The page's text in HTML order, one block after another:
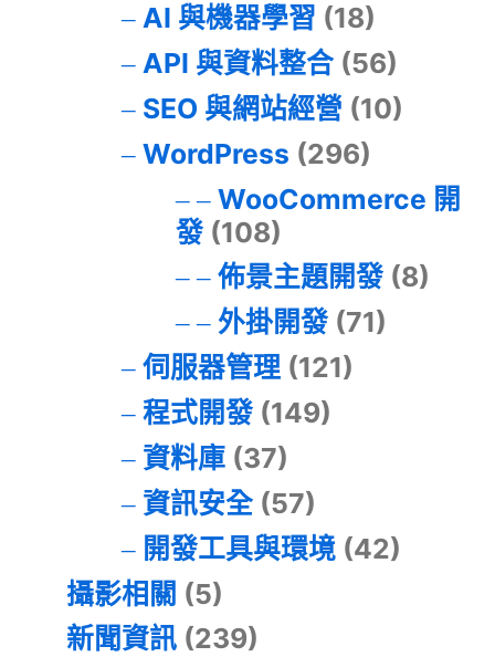
AI 與機器學習 (18)
API 與資料整合(56)
SEO 與網站經營 (10)
WordPress (296)
WooCommerce 開
發(108)
佈景主題開發(8)
外掛開發(71)
伺服器管理(121)
程式開發(149)
資料庫(37)
資訊安全(57)
開發工具與環境(42)
攝影相關 (5)
新聞資訊 (239)